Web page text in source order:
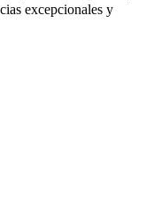
excepcionales y